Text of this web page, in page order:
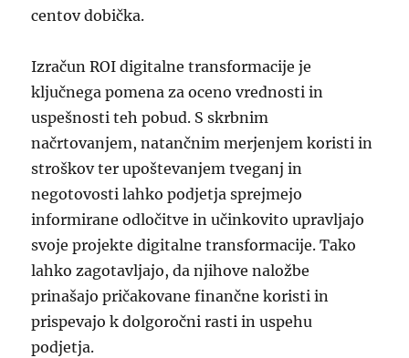
centov dobička.
Izračun ROI digitalne transformacije je
ključnega pomena za oceno vrednosti in
uspešnosti teh pobud. S skrbnim
načrtovanjem, natančnim merjenjem koristi in
stroškov ter upoštevanjem tveganj in
negotovosti lahko podjetja sprejmejo
informirane odločitve in učinkovito upravljajo
svoje projekte digitalne transformacije. Tako
lahko zagotavljajo, da njihove naložbe
prinašajo pričakovane finančne koristi in
prispevajo k dolgoročni rasti in uspehu
podjetja.